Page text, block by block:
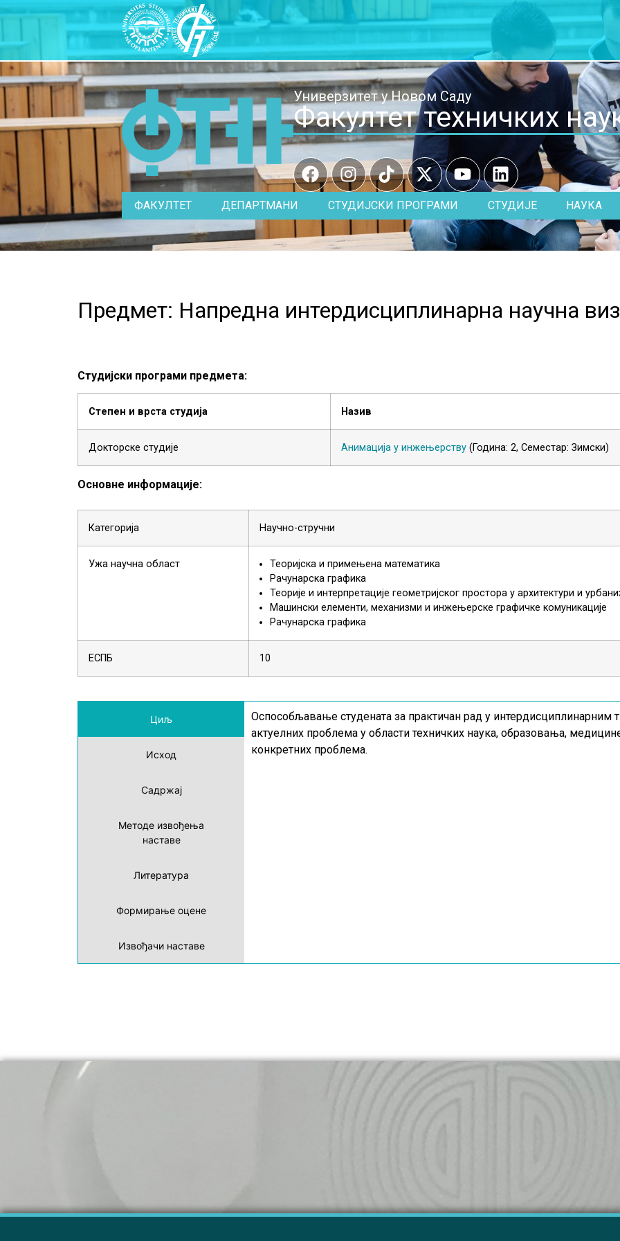
Универзитет у Новом Саду
Факултет техничких
ФАКУЛТЕТ ДЕПАРТМАНИ СТУДИЈСКИ ПРОГРАМИ СТУДИЈЕ НАУКА
Предмет: Напредна интердисциплинарна научна
Студијски програми предмета:
Степен и врста студија Назив
Докторске студије Анимација у инжењерству (Година: 2, Семестар: Зимски)
Основне информације:
Категорија Научно-стручни
Ужа научна област
Теоријска и примењена математика
Рачунарска графика
Теорије и интерпретације геометријског простора у архитектури и
Машински елементи, механизми и инжењерске графичке комуникације
Рачунарска графика
ЕСПБ 10
Циљ
Исход
Садржај
Методе извођења
наставе
Литература
Формирање оцене
Извођачи наставе
Оспособљавање студената за практичан рад у интердисциплинарним
актуелних проблема у области техничких наука, образовања,
конкретних проблема.